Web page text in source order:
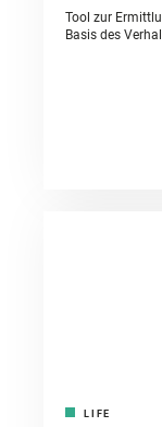
Tool zur
Basis des
LIFE